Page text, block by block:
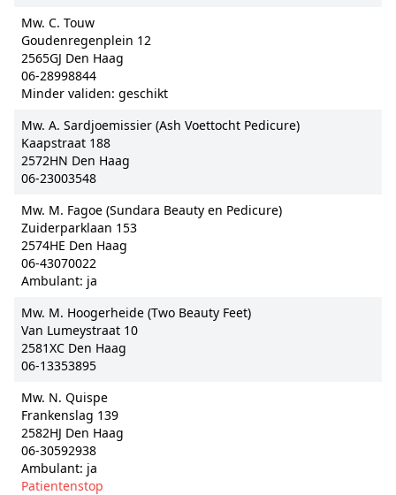
Mw. C. Touw
Goudenregenplein 12
2565GJ Den Haag
06-28998844
Minder validen: geschikt
Mw. A. Sardjoemissier (Ash Voettocht Pedicure)
Kaapstraat 188
2572HN Den Haag
06-23003548
Mw. M. Fagoe (Sundara Beauty en Pedicure)
Zuiderparklaan 153
2574HE Den Haag
06-43070022
Ambulant: ja
Mw. M. Hoogerheide (Two Beauty Feet)
Van Lumeystraat 10
2581XC Den Haag
06-13353895
Mw. N. Quispe
Frankenslag 139
2582HJ Den Haag
06-30592938
Ambulant: ja
Patientenstop